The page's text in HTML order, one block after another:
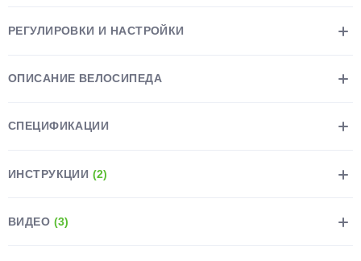
РЕГУЛИРОВКИ И НАСТРОЙКИ
ОПИСАНИЕ ВЕЛОСИПЕДА
СПЕЦИФИКАЦИИ
ИНСТРУКЦИИ (2)
ВИДЕО (3)